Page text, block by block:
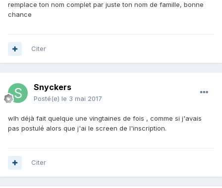
remplace ton nom complet par juste ton nom de famille, bonne
chance
Citer
Snyckers
Posté(e) le 3 mai 2017
wlh déjà fait quelque une vingtaines de fois , comme si j'avais
pas postulé alors que j'ai le screen de l'inscription.
Citer